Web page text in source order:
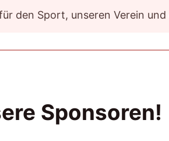
den Sport, unseren Verein und
Sponsoren!